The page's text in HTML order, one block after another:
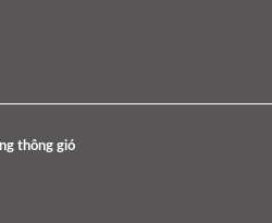
thông gió